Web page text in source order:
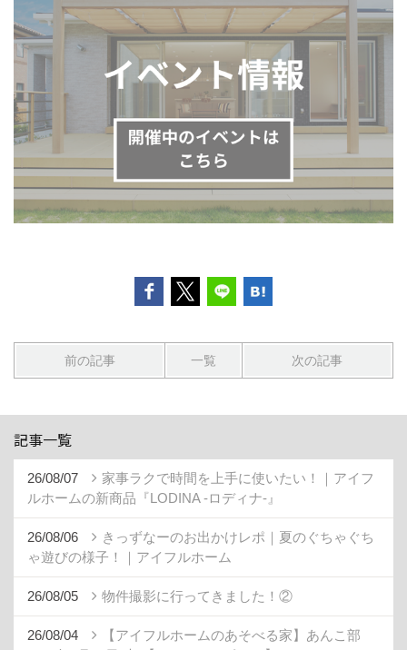
前の記事 一覧 次の記事
記事一覧
26/08/07
家事ラクで時間を上手に使いたい！｜アイフ
ルホームの新商品『LODINA -ロディナ-』
26/08/06
きっずなーのお出かけレポ｜夏のぐちゃぐち
ゃ遊びの様子！｜アイフルホーム
26/08/05 物件撮影に行ってきました！②
26/08/04
【アイフルホームのあそべる家】あんこ部